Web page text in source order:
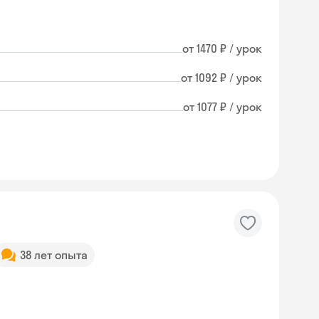
от 1470 ₽ / урок
от 1092 ₽ / урок
от 1077 ₽ / урок
38 лет опыта